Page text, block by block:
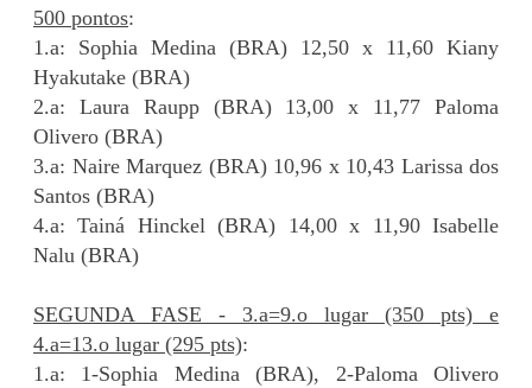
500 pontos:
1.a: Sophia Medina (BRA) 12,50 x 11,60 Kiany
Hyakutake (BRA)
2.a: Laura Raupp (BRA) 13,00 x 11,77 Paloma
Olivero (BRA)
3.a: Naire Marquez (BRA) 10,96 x 10,43 Larissa dos
Santos (BRA)
4.a: Tainá Hinckel (BRA) 14,00 x 11,90 Isabelle
Nalu (BRA)
SEGUNDA FASE - 3.a=9.o lugar (350 pts) e
4.a=13.o lugar (295 pts):
1.a: 1-Sophia Medina (BRA), 2-Paloma Olivero